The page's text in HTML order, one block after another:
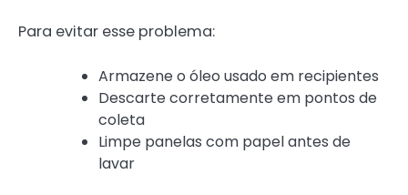
Para evitar esse problema:
Armazene o óleo usado em recipientes
Descarte corretamente em pontos de
coleta
Limpe panelas com papel antes de
lavar